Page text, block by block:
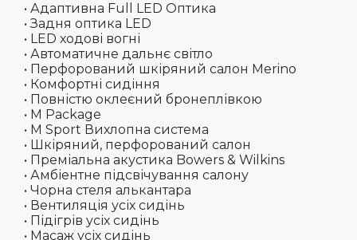
• Адаптивна Full LED Оптика
• Задня оптика LED
• LED ходові вогні
• Автоматичне дальнє світло
• Перфорований шкіряний салон Merino
• Комфортні сидіння
• Повністю оклеєний бронеплівкою
• M Package
• M Sport Вихлопна система
• Шкіряний, перфорований салон
• Преміальна акустика Bowers & Wilkins
• Амбіентне підсвічування салону
• Чорна стеля алькантара
• Вентиляція усіх сидінь
• Підігрів усіх сидінь
• Масаж усіх сидінь